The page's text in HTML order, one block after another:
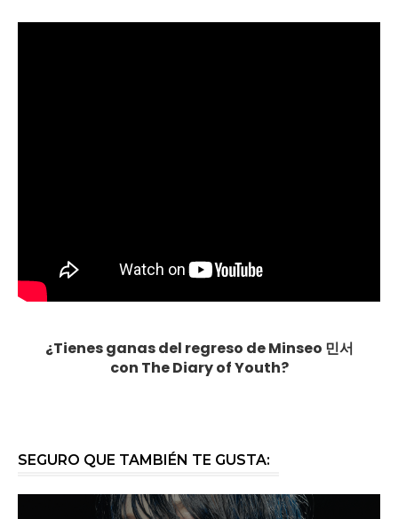
¿Tienes ganas del regreso de Minseo 민서
con The Diary of Youth?
SEGURO QUE TAMBIÉN TE GUSTA: